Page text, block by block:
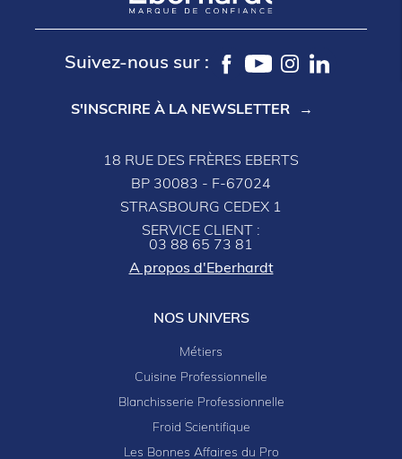
Suivez-nous sur :
S'INSCRIRE À LA NEWSLETTER
18 RUE DES FRÈRES EBERTS
BP 30083 - F-67024
STRASBOURG CEDEX 1
SERVICE CLIENT :
03 88 65 73 81
A propos d'Eberhardt
NOS UNIVERS
Métiers
Cuisine Professionnelle
Blanchisserie Professionnelle
Froid Scientifique
Les Bonnes Affaires du Pro